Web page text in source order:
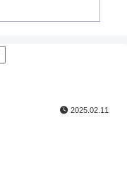
2025.02.11